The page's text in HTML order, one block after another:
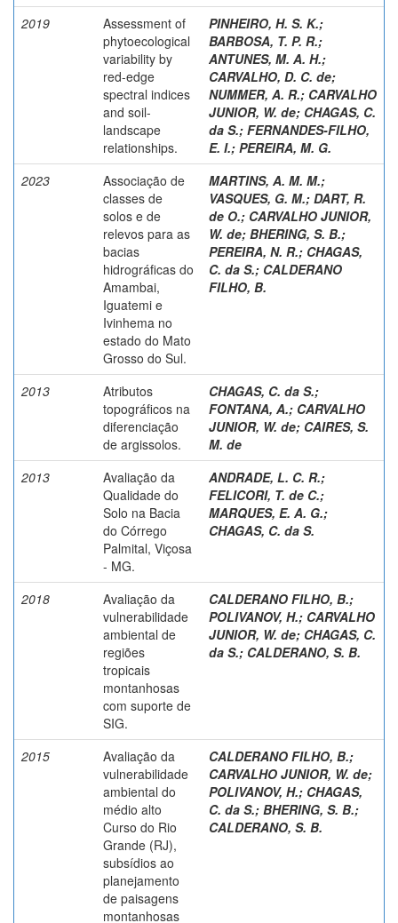
2019
Assessment of
phytoecological
variability by
red-edge
spectral indices
and soil-
landscape
relationships.
PINHEIRO, H. S. K.;
BARBOSA, T. P. R.;
ANTUNES, M. A. H.;
CARVALHO, D. C. de;
NUMMER, A. R.; CARVALHO
JUNIOR, W. de; CHAGAS, C.
da S.; FERNANDES-FILHO,
E. I.; PEREIRA, M. G.
2023
Associação de
classes de
solos e de
relevos para as
bacias
hidrográficas do
Amambai,
Iguatemi e
Ivinhema no
estado do Mato
Grosso do Sul.
MARTINS, A. M. M.;
VASQUES, G. M.; DART, R.
de O.; CARVALHO JUNIOR,
W. de; BHERING, S. B.;
PEREIRA, N. R.; CHAGAS,
C. da S.; CALDERANO
FILHO, B.
2013
Atributos
topográficos na
diferenciação
de argissolos.
CHAGAS, C. da S.;
FONTANA, A.; CARVALHO
JUNIOR, W. de; CAIRES, S.
M. de
2013
Avaliação da
Qualidade do
Solo na Bacia
do Córrego
Palmital, Viçosa
- MG.
ANDRADE, L. C. R.;
FELICORI, T. de C.;
MARQUES, E. A. G.;
CHAGAS, C. da S.
2018
Avaliação da
vulnerabilidade
ambiental de
regiões
tropicais
montanhosas
com suporte de
SIG.
CALDERANO FILHO, B.;
POLIVANOV, H.; CARVALHO
JUNIOR, W. de; CHAGAS, C.
da S.; CALDERANO, S. B.
2015
Avaliação da
vulnerabilidade
ambiental do
médio alto
Curso do Rio
Grande (RJ),
subsídios ao
planejamento
de paisagens
montanhosas
CALDERANO FILHO, B.;
CARVALHO JUNIOR, W. de;
POLIVANOV, H.; CHAGAS,
C. da S.; BHERING, S. B.;
CALDERANO, S. B.